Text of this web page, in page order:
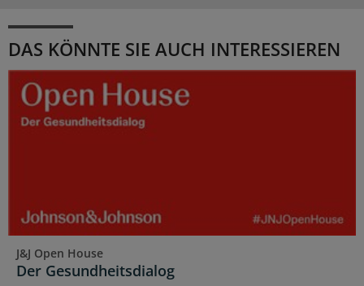
DAS KÖNNTE SIE AUCH INTERESSIEREN
J&J Open House
Der Gesundheitsdialog